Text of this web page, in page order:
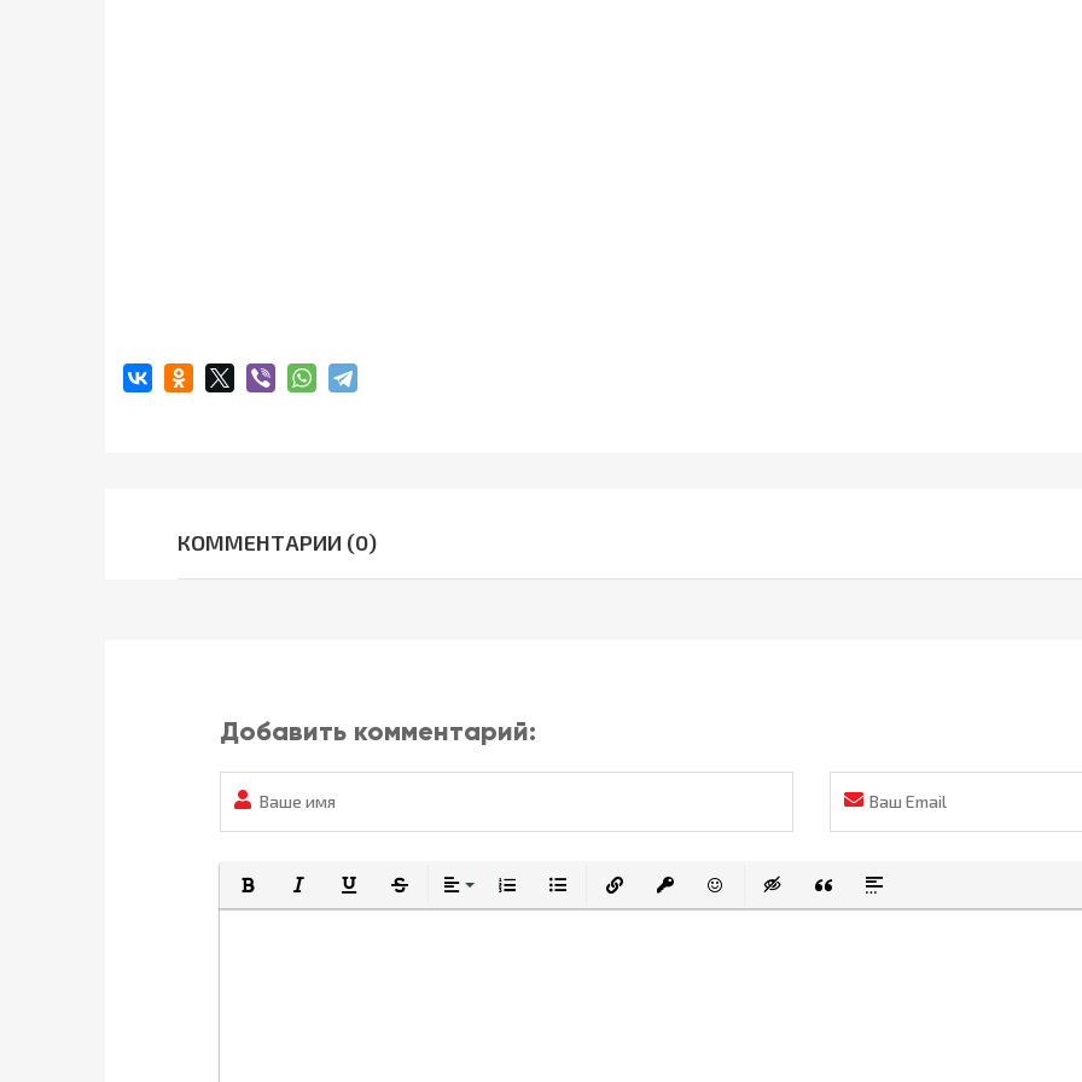
КОММЕНТАРИИ (0)
Добавить комментарий:
Полужирный
КурсивПодчеркнутый
ЗачеркнутыйВыравнивание
Нумерованный список
Маркированный список
Вставить ссылку
Вставить защищенную ссылку
Вставить смайлик
Вставка скрытого текста
Вставка цитаты
Вставка спойлера